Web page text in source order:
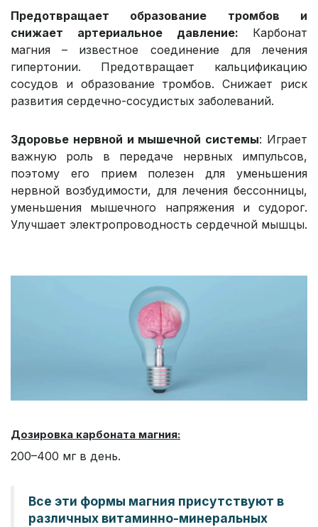
Предотвращает образование тромбов и
снижает артериальное давление: Карбонат
магния – известное соединение для лечения
гипертонии. Предотвращает кальцификацию
сосудов и образование тромбов. Снижает риск
развития сердечно-сосудистых заболеваний.
Здоровье нервной и мышечной системы: Играет
важную роль в передаче нервных импульсов,
поэтому его прием полезен для уменьшения
нервной возбудимости, для лечения бессонницы,
уменьшения мышечного напряжения и судорог.
Улучшает электропроводность сердечной мышцы.
Дозировка карбоната магния:
200–400 мг в день.
Все эти формы магния присутствуют в
различных витаминно-минеральных